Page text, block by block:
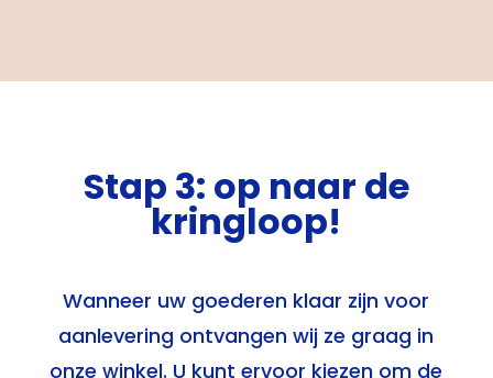
Stap 3: op naar de
kringloop!
Wanneer uw goederen klaar zijn voor
aanlevering ontvangen wij ze graag in
onze winkel. U kunt ervoor kiezen om de